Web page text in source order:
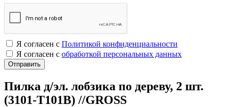
Я согласен с Политикой конфиденциальности
Я согласен с обработкой персональных данных
Пилка д/эл. лобзика по дереву, 2 шт.
(3101-Т101В) //GROSS